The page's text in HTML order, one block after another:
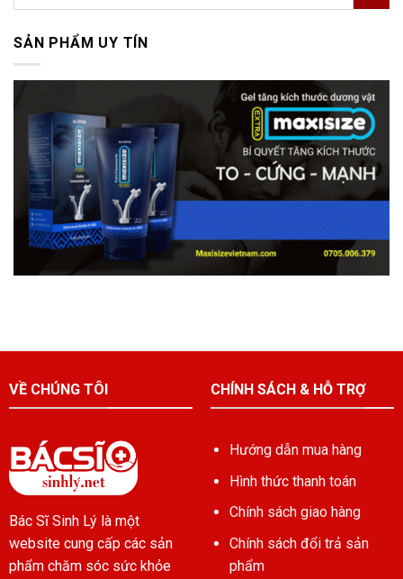
SẢN PHẨM UY TÍN
VỀ CHÚNG TÔI
Bác Sĩ Sinh Lý là một
website cung cấp các sản
phẩm chăm sóc sức khỏe
CHÍNH SÁCH & HỖ TRỢ
Hướng dẫn mua hàng
Hình thức thanh toán
Chính sách giao hàng
Chính sách đổi trả sản
phẩm